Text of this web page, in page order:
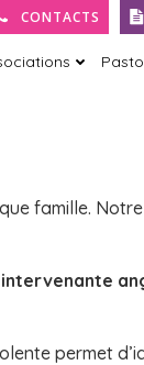
CONTACTS
famille.
intervenante
permet